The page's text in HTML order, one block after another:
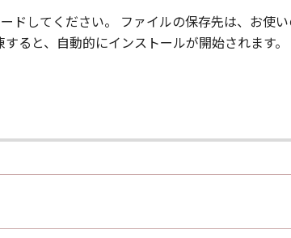
してください。 ファイルの保存先は、お使
ると、自動的にインストールが開始されます。